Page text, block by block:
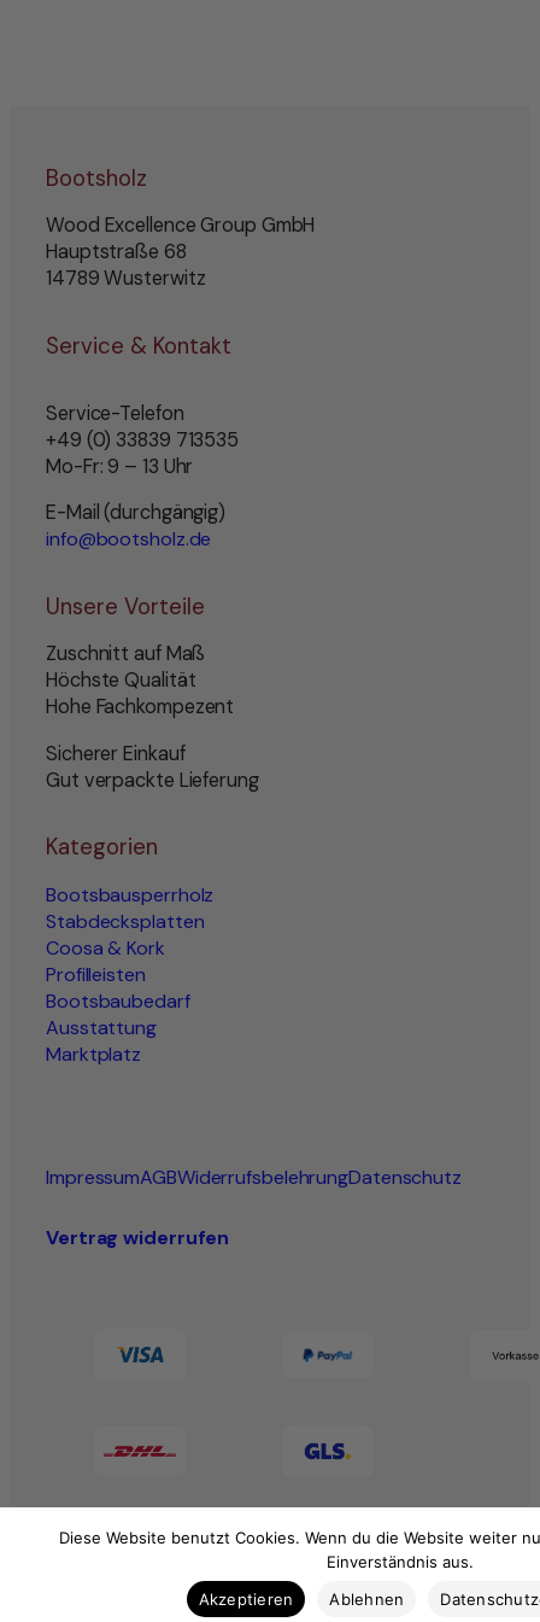
Bootsholz
Wood Excellence Group GmbH
Hauptstraße 68
14789 Wusterwitz
Service & Kontakt
Service-Telefon
+49 (0) 33839 713535
Mo-Fr: 9 – 13 Uhr
E-Mail (durchgängig)
info@bootsholz.de
Unsere Vorteile
Zuschnitt auf Maß
Höchste Qualität
Hohe Fachkompezent
Sicherer Einkauf
Gut verpackte Lieferung
Kategorien
Bootsbausperrholz
Stabdecksplatten
Coosa & Kork
Profilleisten
Bootsbaubedarf
Ausstattung
Marktplatz
ImpressumAGBWiderrufsbelehrungDatenschutz
Vertrag widerrufen
Diese Website benutzt Cookies. Wenn du die Website weiter
Einverständnis aus.
Akzeptieren
Ablehnen